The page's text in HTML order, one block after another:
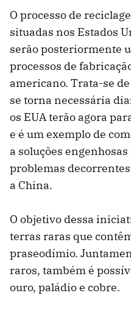
O processo de
situadas nos Estados
serão posteriormente
processos de
americano. Trata-se
se torna necessária
os EUA terão agora
e é um exemplo de
a soluções
problemas
a China.
O objetivo dessa
terras raras que
praseodímio.
raros, também é
ouro, paládio e cobre.